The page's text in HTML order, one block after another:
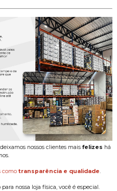
nossos clientes mais felizes há
comotransparência e qualidade.
nossa loja física, você é especial.